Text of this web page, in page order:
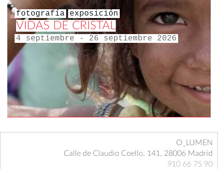
fotografía exposición
VIDAS DE CRISTAL
4 septiembre - 26 septiembre 2026
O_LUMEN
Calle de Claudio Coello, 141, 28006 Madrid
910 66 75 90